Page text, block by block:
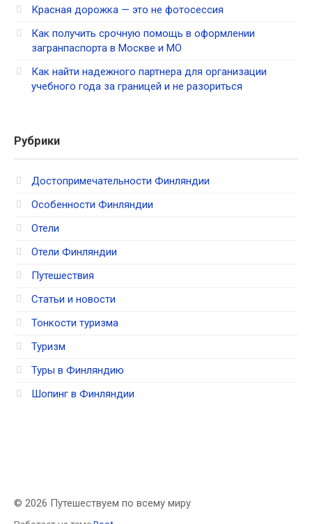
Красная дорожка — это не фотосессия
Как получить срочную помощь в оформлении
загранпаспорта в Москве и МО
Как найти надежного партнера для организации
учебного года за границей и не разориться
Рубрики
Достопримечательности Финляндии
Особенности Финляндии
Отели
Отели Финляндии
Путешествия
Статьи и новости
Тонкости туризма
Туризм
Туры в Финляндию
Шопинг в Финляндии
© 2026 Путешествуем по всему миру